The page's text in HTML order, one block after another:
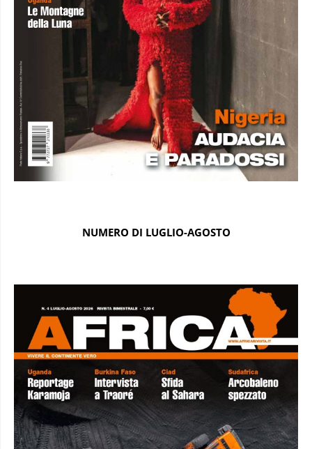
NUMERO DI LUGLIO-AGOSTO